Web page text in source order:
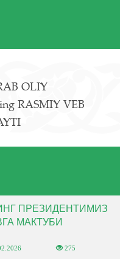
OLIY
RASMIY VEB
ПРЕЗИДЕНТИМИЗ
МАКТУБИ
275